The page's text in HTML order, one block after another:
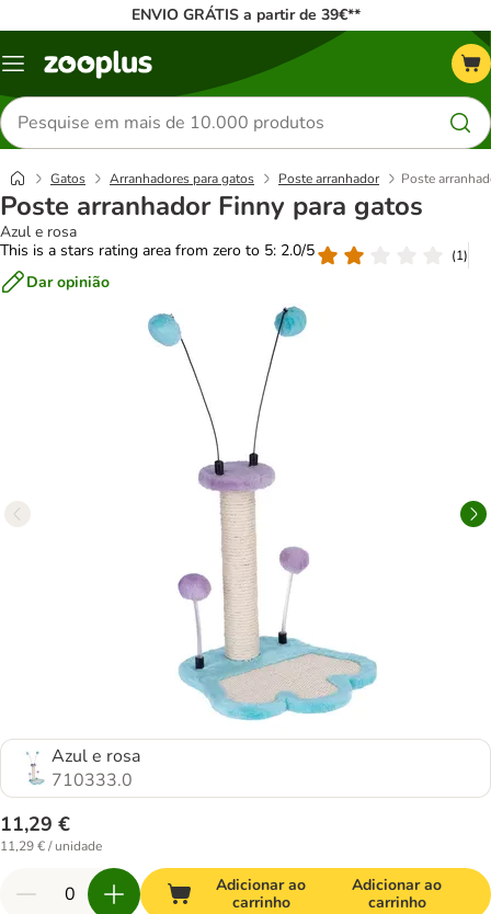
ENVIO GRÁTIS a partir de 39€**
Menu
Pesquisar
produtos
Gatos Arranhadores para gatos Poste arranhador Poste
Poste arranhador Finny para gatos
Azul e rosa
This is a stars rating area from zero to 5: 2.0/5
(1)
Dar opinião
Azul e rosa
710333.0
11,29 €
11,29 € / unidade
Adicionar ao
carrinho
Adicionar ao
carrinho